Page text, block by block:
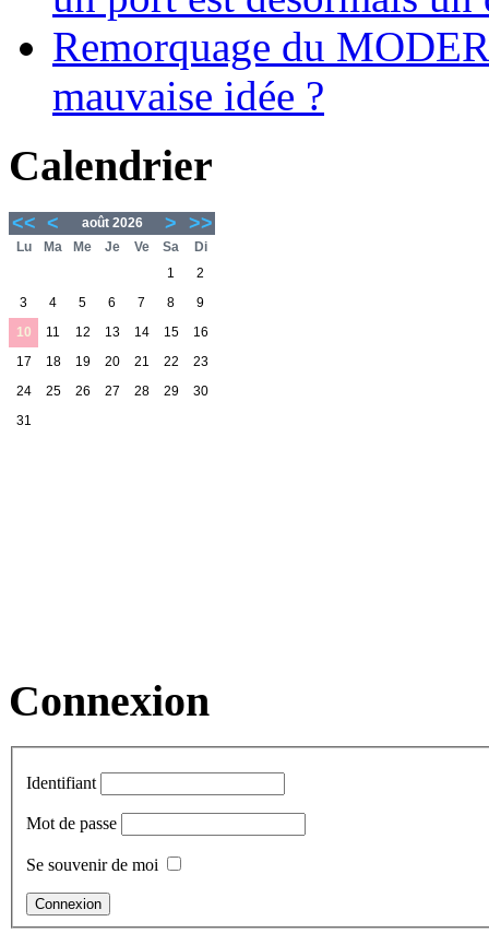
Remorquage du
mauvaise idée ?
Calendrier
<< < août 2026 > >>
Lu Ma Me Je Ve Sa
Di
1
2
3
4 5 6 7 8
9
10
11 12 13 14 15
16
17
18 19 20 21 22
23
24
25 26 27 28 29
30
31
Connexion
Identifiant
Mot de passe
Se souvenir de moi